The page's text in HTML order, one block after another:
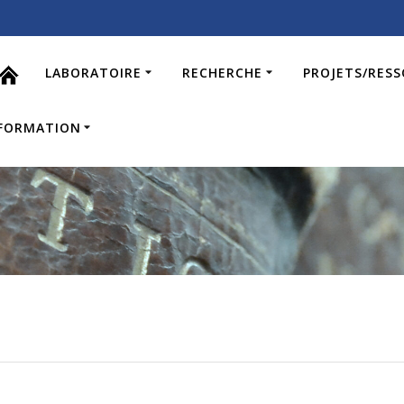
LABORATOIRE RECHERCHE PROJETS/